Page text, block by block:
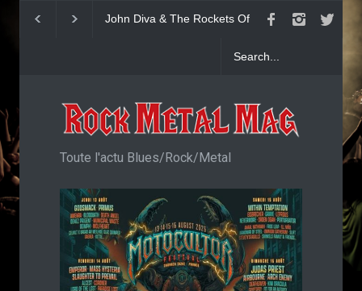
Yngwie Malmsteen : Single
KAI HANSEN :
Welcome To Life
Toute l'actu Blues/Rock/Metal